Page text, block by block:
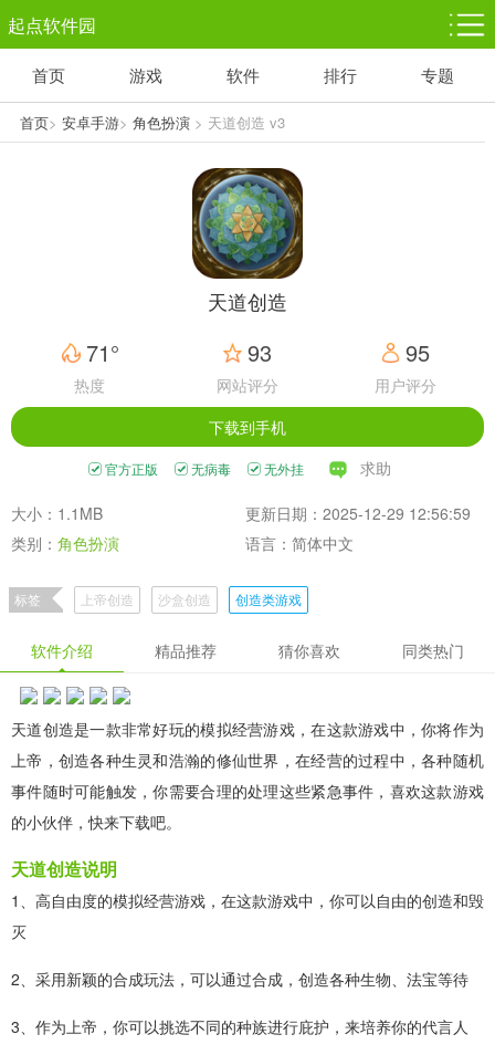
起点软件园
塔防游戏
1千+款游戏
休闲益智
1万+款游戏
体育竞技
5百+款游戏
赛车竞速
3百+款游戏
首页 游戏 软件 排行 专题
首页> 安卓手游> 角色扮演> 天道创造 v3
天道创造
71°
热度
93
网站评分
95
用户评分
下载到手机
官方正版 无病毒 无外挂 求助
大小：1.1MB
更新日期：2025-12-29 12:56:59
类别： 角色扮演 语言：简体中文
标签 上帝创造 沙盒创造
创造类游戏
软件介绍 精品推荐 猜你喜欢 同类热门
天道创造是一款非常好玩的模拟经营游戏，在这款游戏中，你将作为
上帝，创造各种生灵和浩瀚的修仙世界，在经营的过程中，各种随机
事件随时可能触发，你需要合理的处理这些紧急事件，喜欢这款游戏
的小伙伴，快来下载吧。
天道创造说明
1、高自由度的模拟经营游戏，在这款游戏中，你可以自由的创造和毁
灭
2、采用新颖的合成玩法，可以通过合成，创造各种生物、法宝等待
3、作为上帝，你可以挑选不同的种族进行庇护，来培养你的代言人